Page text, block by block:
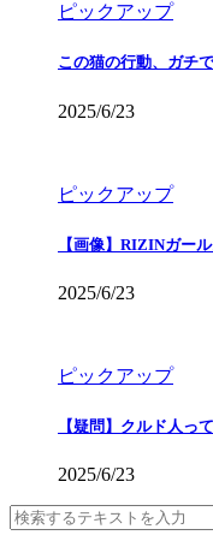
ピックアップ
この猫の行動、ガチ
2025/6/23
ピックアップ
【画像】RIZINガー
2025/6/23
ピックアップ
【疑問】クルド人っ
2025/6/23